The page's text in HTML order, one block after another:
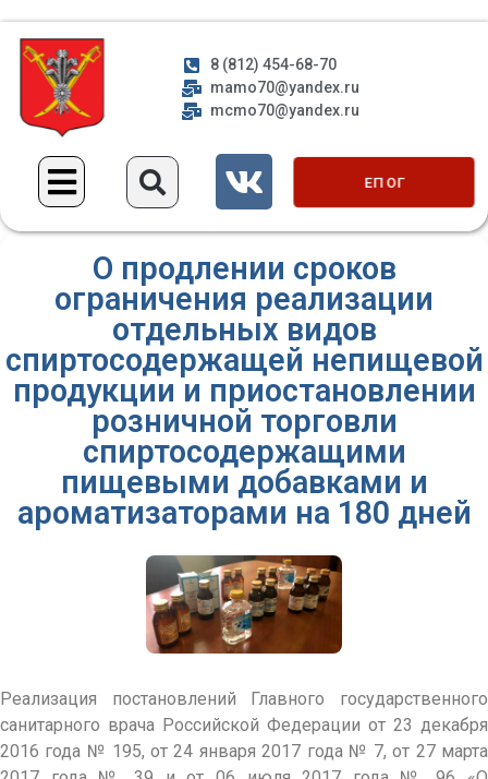
8 (812) 454-68-70
mamo70@yandex.ru
mcmo70@yandex.ru
ЕП ОГ
О продлении сроков
ограничения реализации
отдельных видов
спиртосодержащей непищевой
продукции и приостановлении
розничной торговли
спиртосодержащими
пищевыми добавками и
ароматизаторами на 180 дней
Реализация постановлений Главного государственного
санитарного врача Российской Федерации от 23 декабря
2016 года № 195, от 24 января 2017 года № 7, от 27 марта